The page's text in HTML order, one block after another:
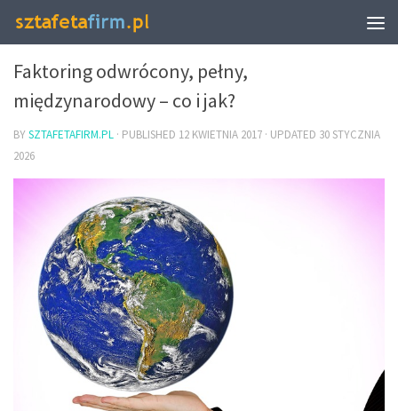
BIZNES I FINANSE
Faktoring odwrócony, pełny,
międzynarodowy – co i jak?
BYSZTAFETAFIRM.PL · PUBLISHED 12 KWIETNIA 2017 · UPDATED 30 STYCZNIA
2026